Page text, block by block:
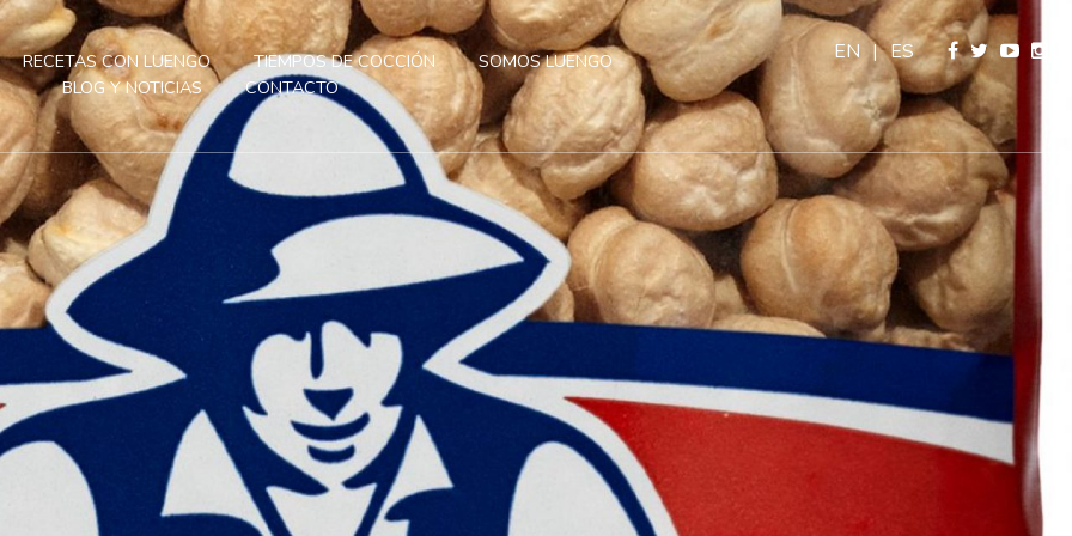
RECETAS CON LUENGO TIEMPOS DE COCCIÓN
SOMOS LUENGO
BLOG Y NOTICIAS
CONTACTO
EN | ES